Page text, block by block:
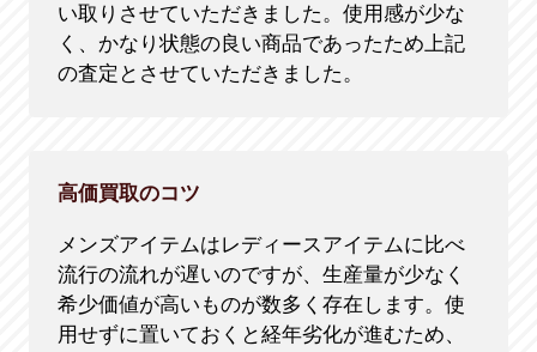
い取りさせていただきました。使用感が少な
く、かなり状態の良い商品であったため上記
の査定とさせていただきました。
高価買取のコツ
メンズアイテムはレディースアイテムに比べ
流行の流れが遅いのですが、生産量が少なく
希少価値が高いものが数多く存在します。使
用せずに置いておくと経年劣化が進むため、